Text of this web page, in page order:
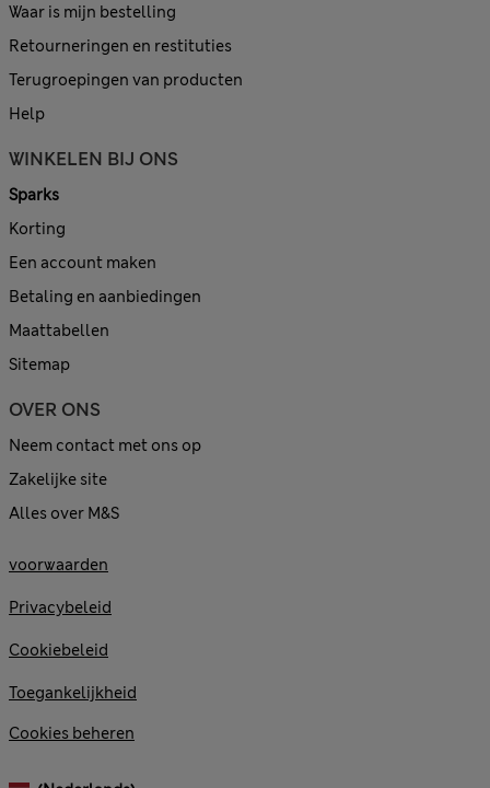
Waar is mijn bestelling
Retourneringen en restituties
Terugroepingen van producten
Help
WINKELEN BIJ ONS
Sparks
Korting
Een account maken
Betaling en aanbiedingen
Maattabellen
Sitemap
OVER ONS
Neem contact met ons op
Zakelijke site
Alles over M&S
voorwaarden
Privacybeleid
Cookiebeleid
Toegankelijkheid
Cookies beheren